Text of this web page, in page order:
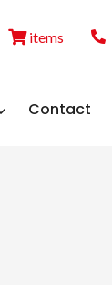
items
Contact